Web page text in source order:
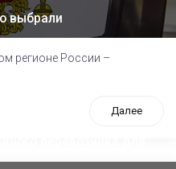
выбрали
регионе России –
Далее